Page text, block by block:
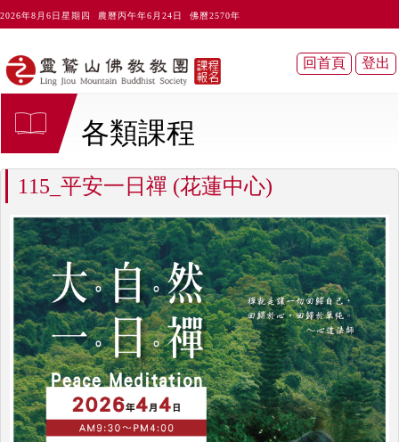
2026年8月6日星期四 農曆丙午年6月24日 佛曆2570年
各類課程
115_平安一日禪 (花蓮中心)